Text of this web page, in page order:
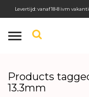
Toggle
Levertijd: vanaf 18-8 ivm
Products
13.3mm